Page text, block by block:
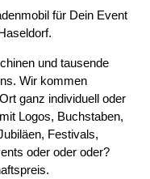
für Dein Event
und tausende
Wir kommen
ganz individuell oder
Logos, Buchstaben,
Festivals,
oder oder oder?